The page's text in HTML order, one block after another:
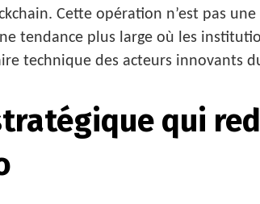
Cette opération n’est pas
tendance plus large où les
technique des acteurs innovants
qui